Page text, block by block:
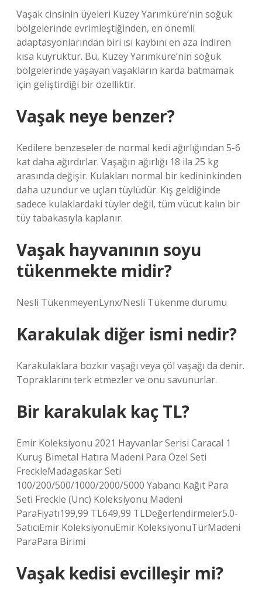
Vaşak cinsinin üyeleri Kuzey Yarımküre’nin soğuk
bölgelerinde evrimleştiğinden, en önemli
adaptasyonlarından biri ısı kaybını en aza indiren
kısa kuyruktur. Bu, Kuzey Yarımküre’nin soğuk
bölgelerinde yaşayan vaşakların karda batmamak
için geliştirdiği bir özelliktir.
Vaşak neye benzer?
Kedilere benzeseler de normal kedi ağırlığından 5-6
kat daha ağırdırlar. Vaşağın ağırlığı 18 ila 25 kg
arasında değişir. Kulakları normal bir kedininkinden
daha uzundur ve uçları tüylüdür. Kış geldiğinde
sadece kulaklardaki tüyler değil, tüm vücut kalın bir
tüy tabakasıyla kaplanır.
Vaşak hayvanının soyu
tükenmekte midir?
Nesli TükenmeyenLynx/Nesli Tükenme durumu
Karakulak diğer ismi nedir?
Karakulaklara bozkır vaşağı veya çöl vaşağı da denir.
Topraklarını terk etmezler ve onu savunurlar.
Bir karakulak kaç TL?
Emir Koleksiyonu 2021 Hayvanlar Serisi Caracal 1
Kuruş Bimetal Hatıra Madeni Para Özel Seti
FreckleMadagaskar Seti
100/200/500/1000/2000/5000 Yabancı Kağıt Para
Seti Freckle (Unc) Koleksiyonu Madeni
ParaFiyatı199,99 TL649,99 TLDeğerlendirmeler5.0-
SatıcıEmir KoleksiyonuEmir KoleksiyonuTürMadeni
ParaPara Birimi
Vaşak kedisi evcilleşir mi?